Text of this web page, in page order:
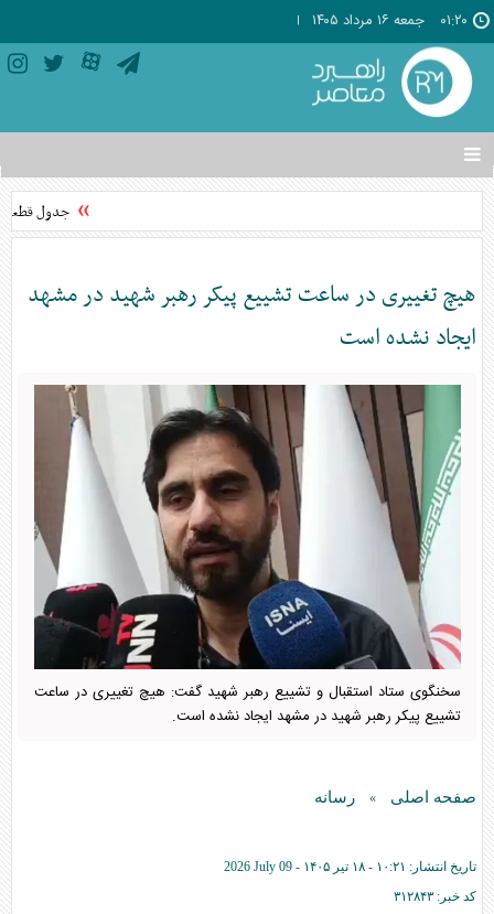
۰۱:۲۰ جمعه ۱۶ مرداد ۱۴۰۵
تغییر
وضعیت
منوی
ها
جدول قطعی برق
هیچ تغییری در ساعت تشییع پیکر رهبر شهید در مشهد
ایجاد نشده است
سخنگوی ستاد استقبال و تشییع رهبر شهید گفت: هیچ تغییری در ساعت
تشییع پیکر رهبر شهید در مشهد ایجاد نشده است.
صفحه اصلی » رسانه
تاریخ انتشار: ۱۰:۲۱ - ۱۸ تير ۱۴۰۵ -
2026 July 09
کد خبر: ۳۱۲۸۴۳